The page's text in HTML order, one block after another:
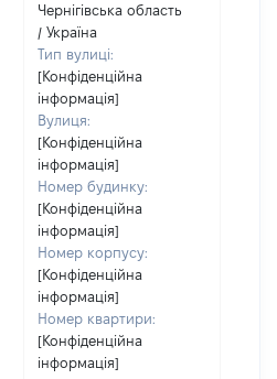
Чернігівська область
/ Україна
Тип вулиці:
[Конфіденційна
інформація]
Вулиця:
[Конфіденційна
інформація]
Номер будинку:
[Конфіденційна
інформація]
Номер корпусу:
[Конфіденційна
інформація]
Номер квартири:
[Конфіденційна
інформація]